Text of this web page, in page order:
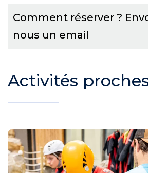
Comment réserver ?
nous un email
Activités